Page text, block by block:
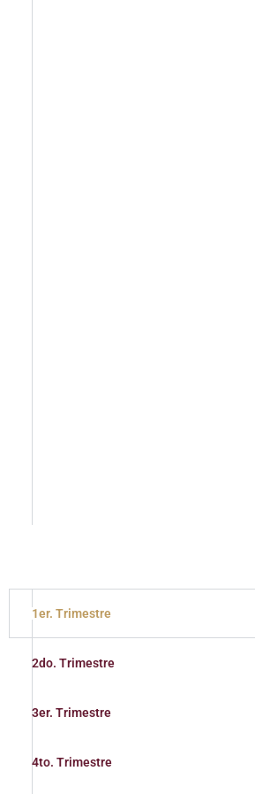
1er. Trimestre
2do. Trimestre
3er. Trimestre
4to. Trimestre